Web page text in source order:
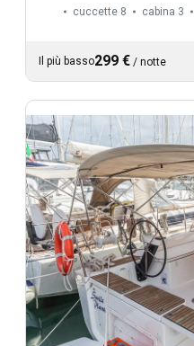
cuccette 8 cabina 3
Il più basso299 € / notte